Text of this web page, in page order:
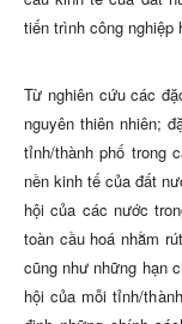
tiến trình công
Từ nghiên cứu các
nguyên thiên nhiên;
tỉnh/thành phố trong
nền kinh tế của đất
hội của các nước
toàn cầu hoá nhằm
cũng như những hạn
hội của mỗi tỉnh/